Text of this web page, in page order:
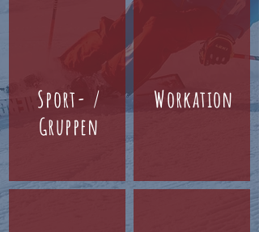
Sport- /
Gruppen
Workation